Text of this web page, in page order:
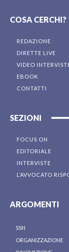
COSA CERCHI?
REDAZIONE
DIRETTE LIVE
VIDEO
EBOOK
CONTATTI
SEZIONI
FOCUS ON
EDITORIALE
INTERVISTE
L’AVVOCATO
ARGOMENTI
SSN
ORGANIZZAZIONE